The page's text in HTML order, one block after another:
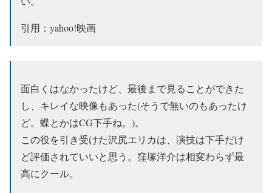
引用：yahoo!映画
面白くはなかったけど、最後まで見ることができた
し、キレイな映像もあった(そうで無いのもあったけ
ど。蝶とかはCG下手ね。)。
この役を引き受けた沢尻エリカは、演技は下手だけ
ど評価されていいと思う。窪塚洋介は相変わらず最
高にクール。